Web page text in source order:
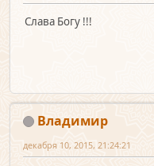
Слава Богу !!!
Владимир
декабря 10, 2015, 21:24:21